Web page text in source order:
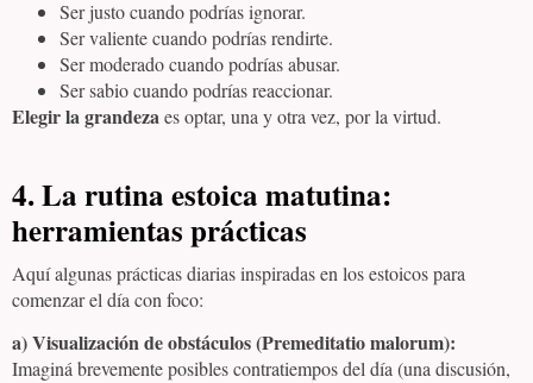
Ser justo cuando podrías ignorar.
Ser valiente cuando podrías rendirte.
Ser moderado cuando podrías abusar.
Ser sabio cuando podrías reaccionar.
Elegir la grandeza es optar, una y otra vez, por la virtud.
4. La rutina estoica matutina:
herramientas prácticas
Aquí algunas prácticas diarias inspiradas en los estoicos para
comenzar el día con foco:
a) Visualización de obstáculos (Premeditatio malorum):
Imaginá brevemente posibles contratiempos del día (una discusión,